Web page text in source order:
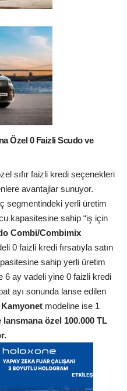
Özel 0 Faizli Scudo ve
sıfır faizli kredi seçenekleri
avantajlar sunuyor.
segmentindeki yerli üretim
kapasitesine sahip “iş için
Combi/Combimix
0 faizli kredi fırsatıyla satın
sahip yerli üretim
6 ay vadeli yine 0 faizli kredi
ayı sonunda lanse edilen
modeline ise 1
özel 100.000 TL